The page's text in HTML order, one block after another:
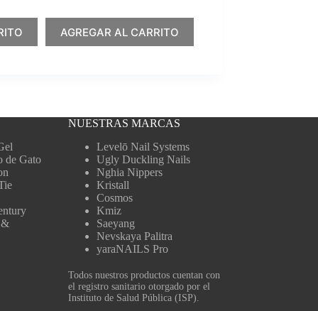
AGREGAR AL CARRITO
de Gato
&
NUESTRAS MARCAS
Levelō Nail Systems
Ugly Duckling Nails
Nghia Nippers
Kristall
Cosmos
Kmiz
Saeyang
Nevskaya Palitra
yaraNAILS Pro
Todos nuestros productos cuentan con
el registro sanitario otorgado por el
Instituto de Salud Pública (ISP).